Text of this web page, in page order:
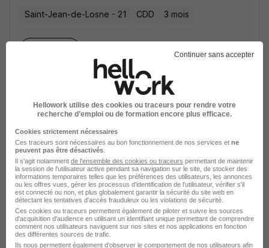
Saint-Jean-de-Losne - 21 CDD 3 mois
il y a 16 heures
Technico-Commercial Itinerant H/F
Colmar - 68 CDI 35 000 - 40 000 € / an
Voir l’offre
il y a 22 heures
Operateur Monteur Assembleur H/F
Saint-Bonnet-de-Mure - 69
Intérim
1 900 - 2 100 € / mois
Continuer sans accepter
Hellowork utilise des cookies ou traceurs pour rendre votre
recherche d’emploi ou de formation encore plus efficace.
Cookies strictement nécessaires
Ces traceurs sont nécessaires au bon fonctionnement de nos services et ne
peuvent pas être désactivés
Il s'agit notamment de l'ensemble des cookies ou traceurs permettant de maintenir
la session de l'utilisateur active pendant sa navigation sur le site, de stocker des
informations temporaires telles que les préférences des utilisateurs, les annonces
ou les offres vues, gérer les processus d'identification de l'utilisateur, vérifier s'il
est connecté ou non, et plus globalement garantir la sécurité du site web en
détectant les tentatives d'accès frauduleux ou les violations de sécurité.
Ces cookies ou traceurs permettent également de piloter et suivre les sources
d'acquisition d'audience en utilisant un identifiant unique permettant de comprendre
comment nos utilisateurs naviguent sur nos sites et nos applications en fonction
des différentes sources de trafic.
Ils nous permettent également d’observer le comportement de nos utilisateurs afin